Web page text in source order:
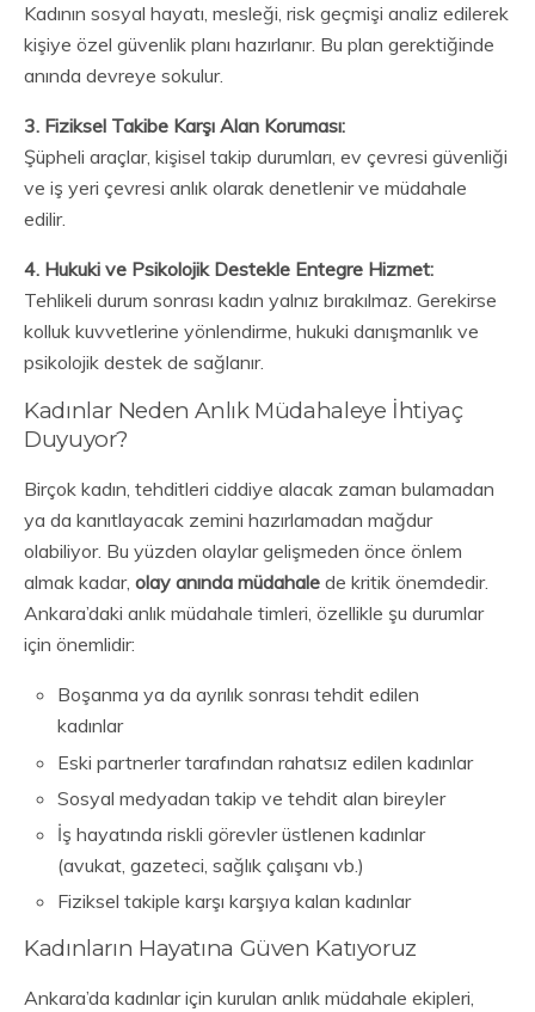
Kadının sosyal hayatı, mesleği, risk geçmişi analiz edilerek
kişiye özel güvenlik planı hazırlanır. Bu plan gerektiğinde
anında devreye sokulur.
3. Fiziksel Takibe Karşı Alan Koruması:
Şüpheli araçlar, kişisel takip durumları, ev çevresi güvenliği
ve iş yeri çevresi anlık olarak denetlenir ve müdahale
edilir.
4. Hukuki ve Psikolojik Destekle Entegre Hizmet:
Tehlikeli durum sonrası kadın yalnız bırakılmaz. Gerekirse
kolluk kuvvetlerine yönlendirme, hukuki danışmanlık ve
psikolojik destek de sağlanır.
Kadınlar Neden Anlık Müdahaleye İhtiyaç
Duyuyor?
Birçok kadın, tehditleri ciddiye alacak zaman bulamadan
ya da kanıtlayacak zemini hazırlamadan mağdur
olabiliyor. Bu yüzden olaylar gelişmeden önce önlem
almak kadar, olay anında müdahale de kritik önemdedir.
Ankara’daki anlık müdahale timleri, özellikle şu durumlar
için önemlidir:
Boşanma ya da ayrılık sonrası tehdit edilen
kadınlar
Eski partnerler tarafından rahatsız edilen kadınlar
Sosyal medyadan takip ve tehdit alan bireyler
İş hayatında riskli görevler üstlenen kadınlar
(avukat, gazeteci, sağlık çalışanı vb.)
Fiziksel takiple karşı karşıya kalan kadınlar
Kadınların Hayatına Güven Katıyoruz
Ankara’da kadınlar için kurulan anlık müdahale ekipleri,